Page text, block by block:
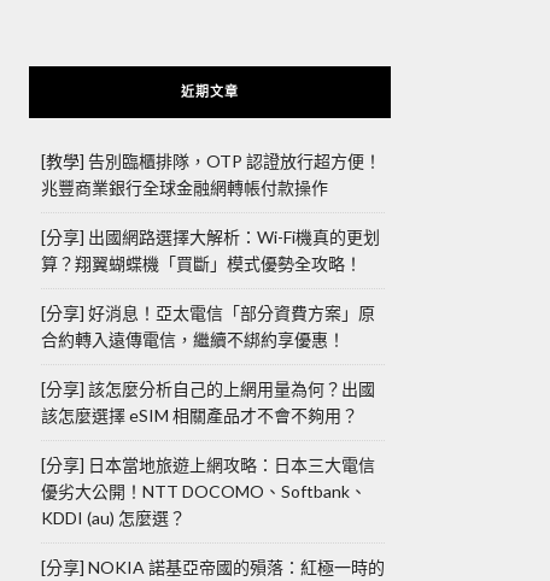
近期文章
[教學] 告別臨櫃排隊，OTP 認證放行超方便！
兆豐商業銀行全球金融網轉帳付款操作
[分享] 出國網路選擇大解析：Wi-Fi機真的更划
算？翔翼蝴蝶機「買斷」模式優勢全攻略！
[分享] 好消息！亞太電信「部分資費方案」原
合約轉入遠傳電信，繼續不綁約享優惠！
[分享] 該怎麼分析自己的上網用量為何？出國
該怎麼選擇 eSIM 相關產品才不會不夠用？
[分享] 日本當地旅遊上網攻略：日本三大電信
優劣大公開！NTT DOCOMO、Softbank、
KDDI (au) 怎麼選？
[分享] NOKIA 諾基亞帝國的殞落：紅極一時的